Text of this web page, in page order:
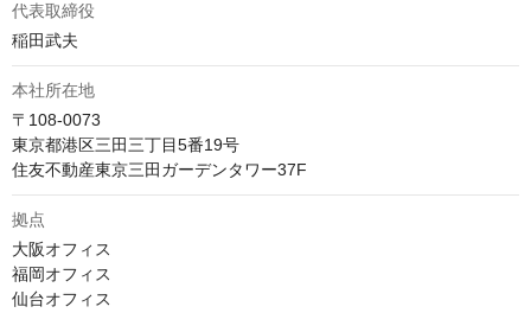
代表取締役
稲田武夫
本社所在地
〒108-0073
東京都港区三田三丁目5番19号
住友不動産東京三田ガーデンタワー37F
拠点
大阪オフィス
福岡オフィス
仙台オフィス